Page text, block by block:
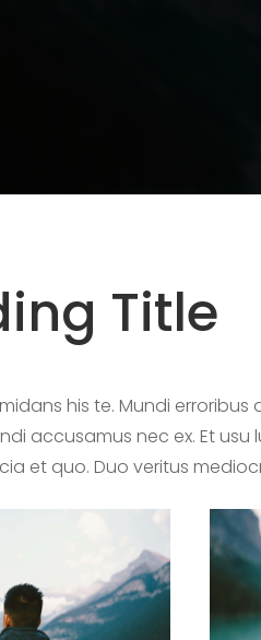
Title
his te. Mundi
accusamus nec ex. Et usu
et quo. Duo veritus